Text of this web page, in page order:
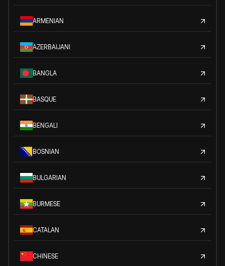
ARMENIAN
AZERBAIJANI
BANGLA
BASQUE
BENGALI
BOSNIAN
BULGARIAN
BURMESE
CATALAN
CHINESE